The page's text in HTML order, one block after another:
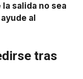
la salida no sea
al
tras